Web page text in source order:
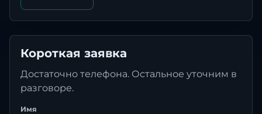
Короткая заявка
Достаточно телефона. Остальное уточним в
разговоре.
Имя